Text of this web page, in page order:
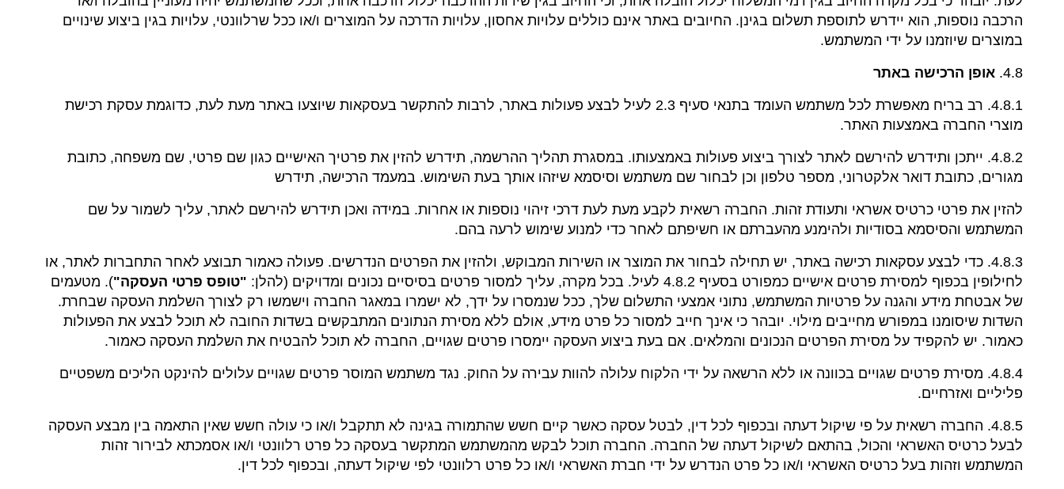
הרכבה נוספות, הוא יידרש לתוספת תשלום בגינן. החיובים באתר אינם כוללים עלויות אחסון, עלויות הדרכה על המוצרים ו/או ככל שרלוונטי, עלויות בגין ביצוע שינויים
במוצרים שיוזמנו על ידי המשתמש.
4.8. אופן הרכישה באתר
4.8.1. רב בריח מאפשרת לכל משתמש העומד בתנאי סעיף 2.3 לעיל לבצע פעולות באתר, לרבות להתקשר בעסקאות שיוצעו באתר מעת לעת, כדוגמת עסקת רכישת
מוצרי החברה באמצעות האתר.
4.8.2. ייתכן ותידרש להירשם לאתר לצורך ביצוע פעולות באמצעותו. במסגרת תהליך ההרשמה, תידרש להזין את פרטיך האישיים כגון שם פרטי, שם משפחה, כתובת
מגורים, כתובת דואר אלקטרוני, מספר טלפון וכן לבחור שם משתמש וסיסמא שיזהו אותך בעת השימוש. במעמד הרכישה, תידרש
להזין את פרטי כרטיס אשראי ותעודת זהות. החברה רשאית לקבע מעת לעת דרכי זיהוי נוספות או אחרות. במידה ואכן תידרש להירשם לאתר, עליך לשמור על שם
המשתמש והסיסמא בסודיות ולהימנע מהעברתם או חשיפתם לאחר כדי למנוע שימוש לרעה בהם.
4.8.3. כדי לבצע עסקאות רכישה באתר, יש תחילה לבחור את המוצר או השירות המבוקש, ולהזין את הפרטים הנדרשים. פעולה כאמור תבוצע לאחר התחברות לאתר, או
לחילופין בכפוף למסירת פרטים אישיים כמפורט בסעיף 4.8.2 לעיל. בכל מקרה, עליך למסור פרטים בסיסיים נכונים ומדויקים (להלן:
"טופס פרטי העסקה"). מטעמים
של אבטחת מידע והגנה על פרטיות המשתמש, נתוני אמצעי התשלום שלך, ככל שנמסרו על ידך, לא ישמרו במאגר החברה וישמשו רק לצורך השלמת העסקה שבחרת.
השדות שיסומנו במפורש מחייבים מילוי. יובהר כי אינך חייב למסור כל פרט מידע, אולם ללא מסירת הנתונים המתבקשים בשדות החובה לא תוכל לבצע את הפעולות
כאמור. יש להקפיד על מסירת הפרטים הנכונים והמלאים. אם בעת ביצוע העסקה יימסרו פרטים שגויים, החברה לא תוכל להבטיח את השלמת העסקה כאמור.
4.8.4. מסירת פרטים שגויים בכוונה או ללא הרשאה על ידי הלקוח עלולה להוות עבירה על החוק. נגד משתמש המוסר פרטים שגויים עלולים להינקט הליכים משפטיים
פליליים ואזרחיים.
4.8.5. החברה רשאית על פי שיקול דעתה ובכפוף לכל דין, לבטל עסקה כאשר קיים חשש שהתמורה בגינה לא תתקבל ו/או כי עולה חשש שאין התאמה בין מבצע העסקה
לבעל כרטיס האשראי והכול, בהתאם לשיקול דעתה של החברה. החברה תוכל לבקש מהמשתמש המתקשר בעסקה כל פרט רלוונטי ו/או אסמכתא לבירור זהות
המשתמש וזהות בעל כרטיס האשראי ו/או כל פרט הנדרש על ידי חברת האשראי ו/או כל פרט רלוונטי לפי שיקול דעתה, ובכפוף לכל דין.